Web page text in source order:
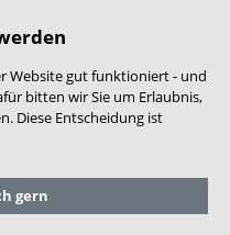
Website gut funktioniert - und
bitten wir Sie um Erlaubnis,
Diese Entscheidung ist
gern